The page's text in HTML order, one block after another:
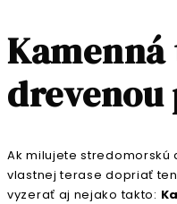
Kamenná
drevenou
Ak milujete stredomorskú
vlastnej terase dopriať
vyzerať aj nejako takto: